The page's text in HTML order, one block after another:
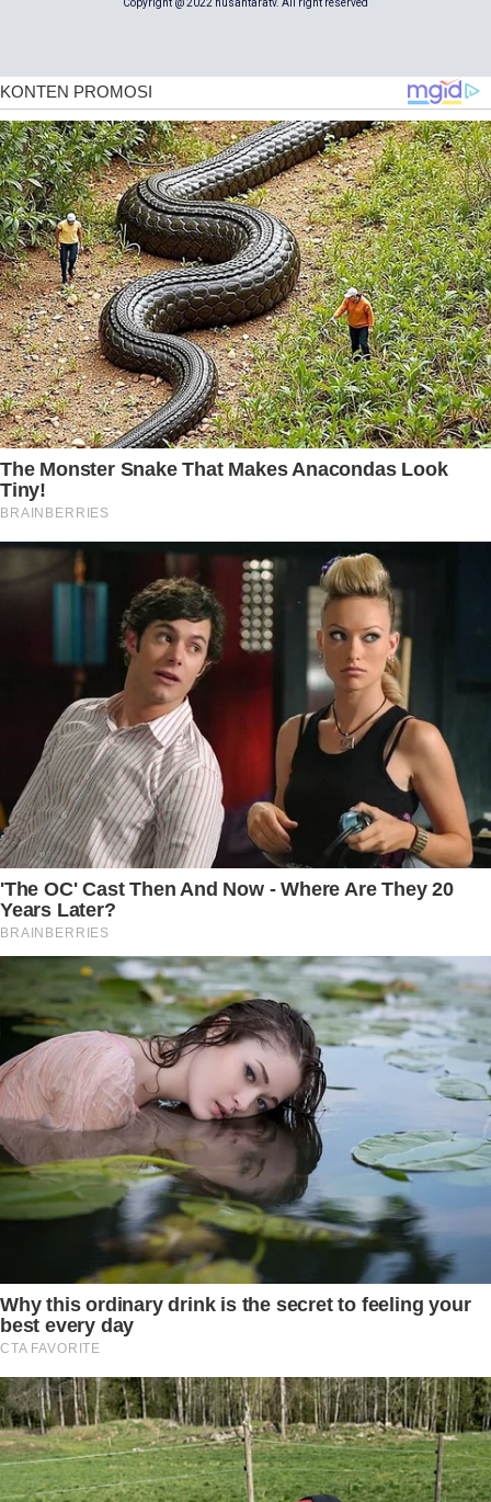
Copyright @ 2022 nusantaratv. All right reserved